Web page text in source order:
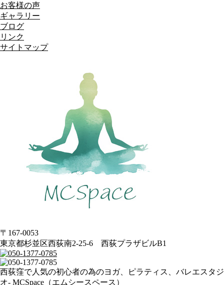
お客様の声
ギャラリー
ブログ
リンク
サイトマップ
〒167-0053
東京都杉並区西荻南2-25-6 西荻プラザビルB1
西荻窪で人気の初心者の為のヨガ、ピラティス、バレエスタジ
オ- MCSpace（エムシースペース）